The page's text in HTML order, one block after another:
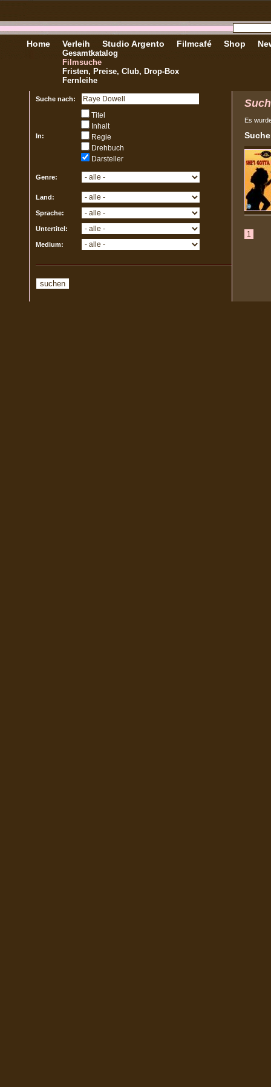
Home Verleih
Gesamtkatalog
Filmsuche
Fristen, Preise, Club, Drop-Box
Fernleihe
Studio Argento Filmcafé Shop
Suche nach:
In:
Titel
Inhalt
Regie
Drehbuch
Darsteller
Genre:
Land:
Sprache:
Untertitel:
Medium:
Es
1